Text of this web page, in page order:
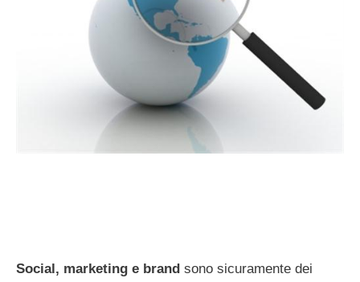
Social, marketing e brand sono sicuramente dei